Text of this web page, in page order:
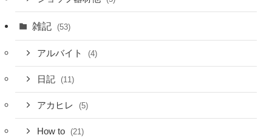
雑記 (53)
アルバイト (4)
日記 (11)
アカヒレ (5)
How to (21)